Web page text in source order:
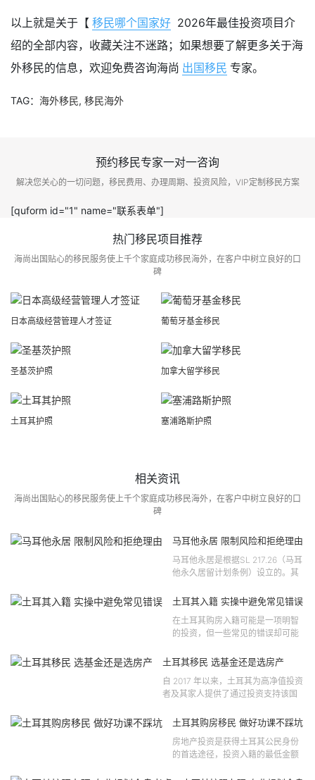
以上就是关于【 移民哪个国家好 2026年最佳投资项目介
绍的全部内容，收藏关注不迷路；如果想要了解更多关于海
外移民的信息，欢迎免费咨询海尚 出国移民 专家。
TAG： 海外移民, 移民海外
预约移民专家一对一咨询
解决您关心的一切问题，移民费用、办理周期、投资风险，VIP定制移民方案
[quform id="1" name="联系表单"]
热门移民项目推荐
海尚出国贴心的移民服务使上千个家庭成功移民海外，在客户中树立良好的口
碑
日本高级经营管理人才签证 葡萄牙基金移民
圣基茨护照 加拿大留学移民
土耳其护照 塞浦路斯护照
相关资讯
海尚出国贴心的移民服务使上千个家庭成功移民海外，在客户中树立良好的口
碑
马耳他永居 限制风险和拒绝理由
马耳他永居是根据SL 217.26（马耳
他永久居留计划条例）设立的。其
121 号法律公告，并随后根据2024
土耳其入籍 实操中避免常见错误
在土耳其购房入籍可能是一项明智
的投资，但一些常见的错误却可能
失。许多投资者轻信营销宣传或不
土耳其移民 选基金还是选房产
自 2017 年以来，土耳其为高净值投资
者及其家人提供了通过投资支持该国
会。 该计划的一大亮点在于其涵盖广
土耳其购房移民 做好功课不踩坑
房地产投资是获得土耳其公民身份
的首选途径，投资入籍的最低金额